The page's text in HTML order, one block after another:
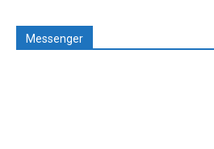
Messenger